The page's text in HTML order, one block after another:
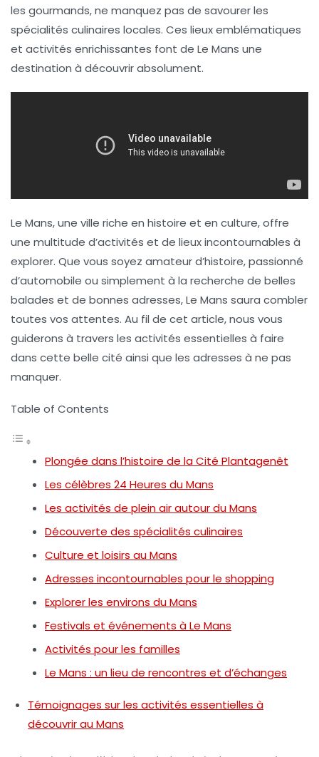
les gourmands, ne manquez pas de savourer les
spécialités culinaires locales. Ces lieux emblématiques
et activités enrichissantes font de Le Mans une
destination à découvrir absolument.
Le Mans, une ville riche en histoire et en culture, offre
une multitude d’activités et de lieux incontournables à
explorer. Que vous soyez amateur d’histoire, passionné
d’automobile ou simplement à la recherche de belles
balades et de bonnes adresses, Le Mans saura combler
toutes vos attentes. Au fil de cet article, nous vous
guiderons à travers les activités essentielles à faire
dans cette belle cité ainsi que les adresses à ne pas
manquer.
Table of Contents
Plongée dans l’histoire de la Cité Plantagenêt
Les célèbres 24 Heures du Mans
Les activités de plein air autour du Mans
Découverte des spécialités culinaires
Culture et loisirs au Mans
Adresses incontournables pour le shopping
Explorer les environs du Mans
Festivals et événements à Le Mans
Activités pour les familles
Le Mans : un lieu de rencontres et d’échanges
Témoignages sur les activités essentielles à
découvrir au Mans